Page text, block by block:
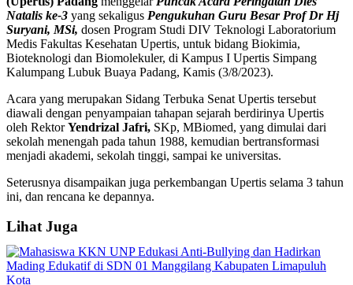
Natalis ke-3 yang sekaligus Pengukuhan Guru Besar Prof Dr Hj
Suryani, MSi, dosen Program Studi DIV Teknologi Laboratorium
Medis Fakultas Kesehatan Upertis, untuk bidang Biokimia,
Bioteknologi dan Biomolekuler, di Kampus I Upertis Simpang
Kalumpang Lubuk Buaya Padang, Kamis (3/8/2023).
Acara yang merupakan Sidang Terbuka Senat Upertis tersebut
diawali dengan penyampaian tahapan sejarah berdirinya Upertis
oleh RektorYendrizal Jafri, SKp, MBiomed, yang dimulai dari
sekolah menengah pada tahun 1988, kemudian bertransformasi
menjadi akademi, sekolah tinggi, sampai ke universitas.
Seterusnya disampaikan juga perkembangan Upertis selama 3 tahun
ini, dan rencana ke depannya.
Lihat Juga